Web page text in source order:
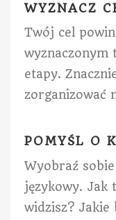
WYZNACZ
Twój cel
wyznaczonym
etapy.
zorganizować
POMYŚL O
Wyobraź
językowy. Jak
widzisz? Jakie